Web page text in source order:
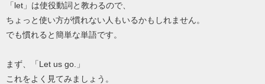
「let」は使役動詞と教わるので、
ちょっと使い方が慣れない人もいるかもしれません。
でも慣れると簡単な単語です。
まず、「Let us go.」
これをよく見てみましょう。